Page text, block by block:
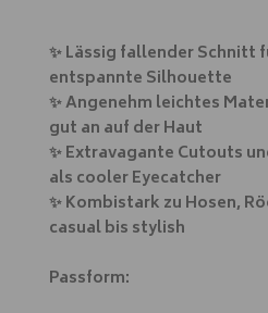
✨ Lässig fallender Schnitt
entspannte Silhouette
✨ Angenehm leichtes
gut an auf der Haut
✨ Extravagante Cutouts
als cooler Eyecatcher
✨ Kombistark zu Hosen,
casual bis stylish
Passform: